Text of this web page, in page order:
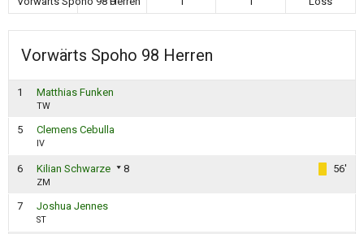
Vorwärts Spoho 98 Herren
1 Matthias Funken
TW
5 Clemens Cebulla
IV
6 Kilian Schwarze 8
ZM
56'
7 Joshua Jennes
ST